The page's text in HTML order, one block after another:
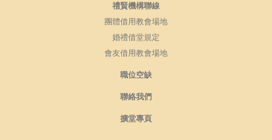
禮賢機構聯線
團體借用教會場地
婚禮借堂規定
會友借用教會場地
職位空缺
聯絡我們
擴堂專頁